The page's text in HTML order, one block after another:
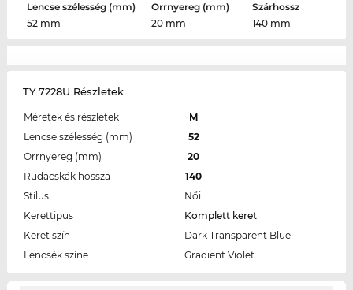
Lencse szélesség (mm)
52 mm
Orrnyereg (mm)
20 mm
Szárhossz
140 mm
TY 7228U Részletek
Méretek és részletek
M
Lencse szélesség (mm)
52
Orrnyereg (mm)
20
Rudacskák hossza
140
Stílus
Női
Kerettipus
Komplett keret
Keret szín
Dark Transparent Blue
Lencsék színe
Gradient Violet